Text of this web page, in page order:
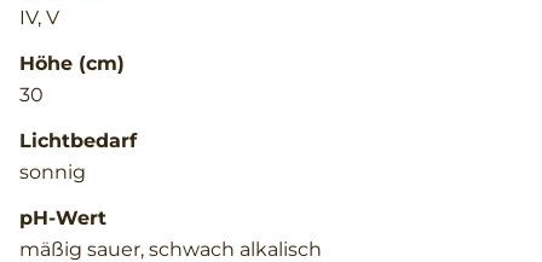
IV, V
Höhe (cm)
30
Lichtbedarf
sonnig
pH-Wert
mäßig sauer, schwach alkalisch